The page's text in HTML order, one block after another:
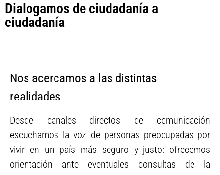
Dialogamos de ciudadanía a
ciudadanía
Nos acercamos a las distintas
realidades
Desde canales directos de comunicación
escuchamos la voz de personas preocupadas por
vivir en un país más seguro y justo: ofrecemos
orientación ante eventuales consultas de la